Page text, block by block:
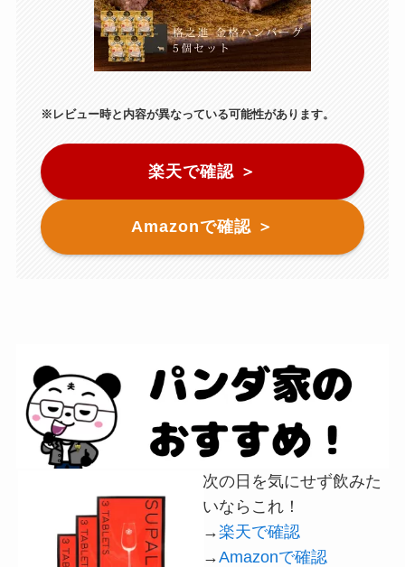
※レビュー時と内容が異なっている可能性があります。
楽天で確認 ＞
Amazonで確認 ＞
次の日を気にせず飲みた
いならこれ！
→楽天で確認
→Amazonで確認